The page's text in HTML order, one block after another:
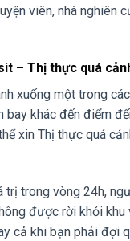
viên, nhà nghiên
– Thị thực quá
xuống một trong
bay khác đến điểm
xin Thị thực quá
trị trong vòng 24h,
được rời khỏi khu
cả khi bạn phải đợi